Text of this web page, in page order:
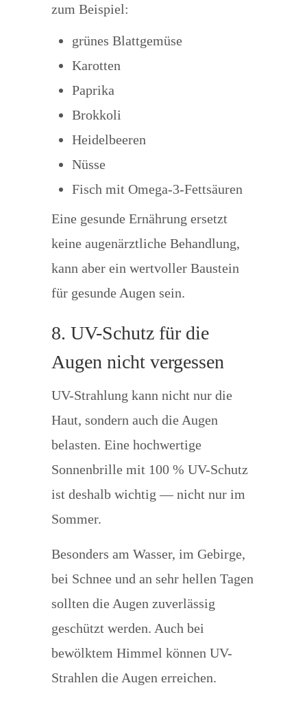
zum Beispiel:
grünes Blattgemüse
Karotten
Paprika
Brokkoli
Heidelbeeren
Nüsse
Fisch mit Omega-3-Fettsäuren
Eine gesunde Ernährung ersetzt
keine augenärztliche Behandlung,
kann aber ein wertvoller Baustein
für gesunde Augen sein.
8. UV-Schutz für die
Augen nicht vergessen
UV-Strahlung kann nicht nur die
Haut, sondern auch die Augen
belasten. Eine hochwertige
Sonnenbrille mit 100 % UV-Schutz
ist deshalb wichtig — nicht nur im
Sommer.
Besonders am Wasser, im Gebirge,
bei Schnee und an sehr hellen Tagen
sollten die Augen zuverlässig
geschützt werden. Auch bei
bewölktem Himmel können UV-
Strahlen die Augen erreichen.